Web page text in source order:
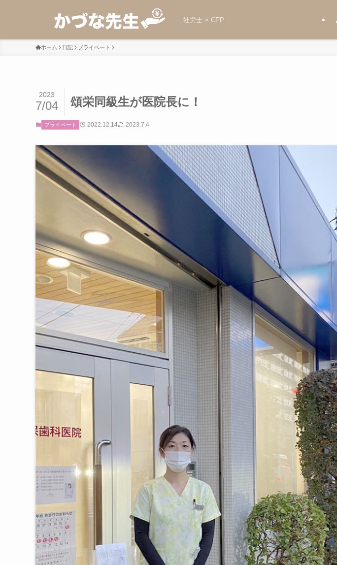
社労士 × CFP
ホーム 日記 プライベート
頌栄同級生が医院長に！
2023
7/04
プライベート 2022.12.14 2023.7.4